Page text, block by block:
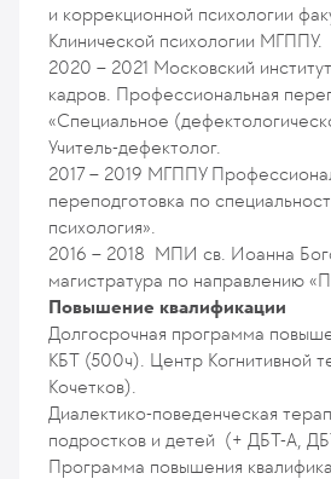
и коррекционной психологии
Клинической психологии МГППУ.
2020 – 2021 Московский
кадров. Профессиональная
«Специальное
Учитель-дефектолог.
2017 – 2019 МГППУ
переподготовка по
психология».
2016 – 2018 МПИ св. Иоанна
магистратура по направлению
Повышение квалификации
Долгосрочная программа
КБТ (500ч). Центр Когнитивной
Кочетков).
Диалектико-поведенческая
подростков и детей (+ ДБТ-А,
Программа повышения